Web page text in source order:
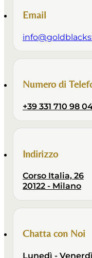
Email
Numero di
+39 331 710 98
Indirizzo
Corso Italia, 26
20122 - Milano
Chatta con Noi
Lunedì - Venerdì